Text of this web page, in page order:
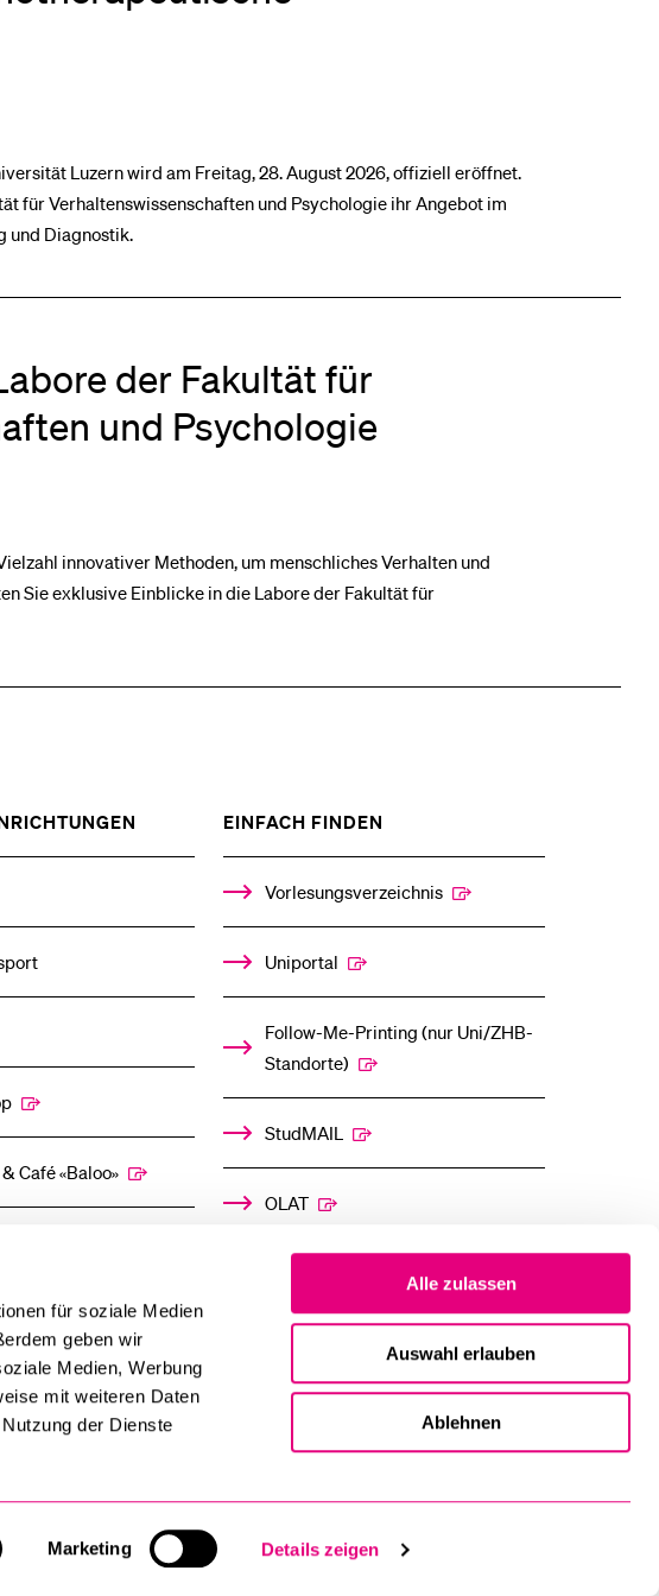
für soziale Medien
geben wir
Medien, Werbung
mit weiteren Daten
der Dienste
Marketing Details zeigen
Alle zulassen
Auswahl erlauben
Ablehnen
Luzern wird am Freitag, 28. August 2026, offiziell eröffnet.
für Verhaltenswissenschaften und Psychologie ihr Angebot im
und Diagnostik.
der Fakultät für
und Psychologie
innovativer Methoden, um menschliches Verhalten und
Sie exklusive Einblicke in die Labore der Fakultät für
%1$S
UNTERMENÜ
Café «Baloo»
EINFACH FINDEN
%1$S
UNTERMENÜ
Vorlesungsverzeichnis
Uniportal
Follow-Me-Printing­ ­(nur Uni/ZHB-
Standorte)
StudMAIL
OLAT
Impressum und Datenschutz Inhaltsverzeichnis